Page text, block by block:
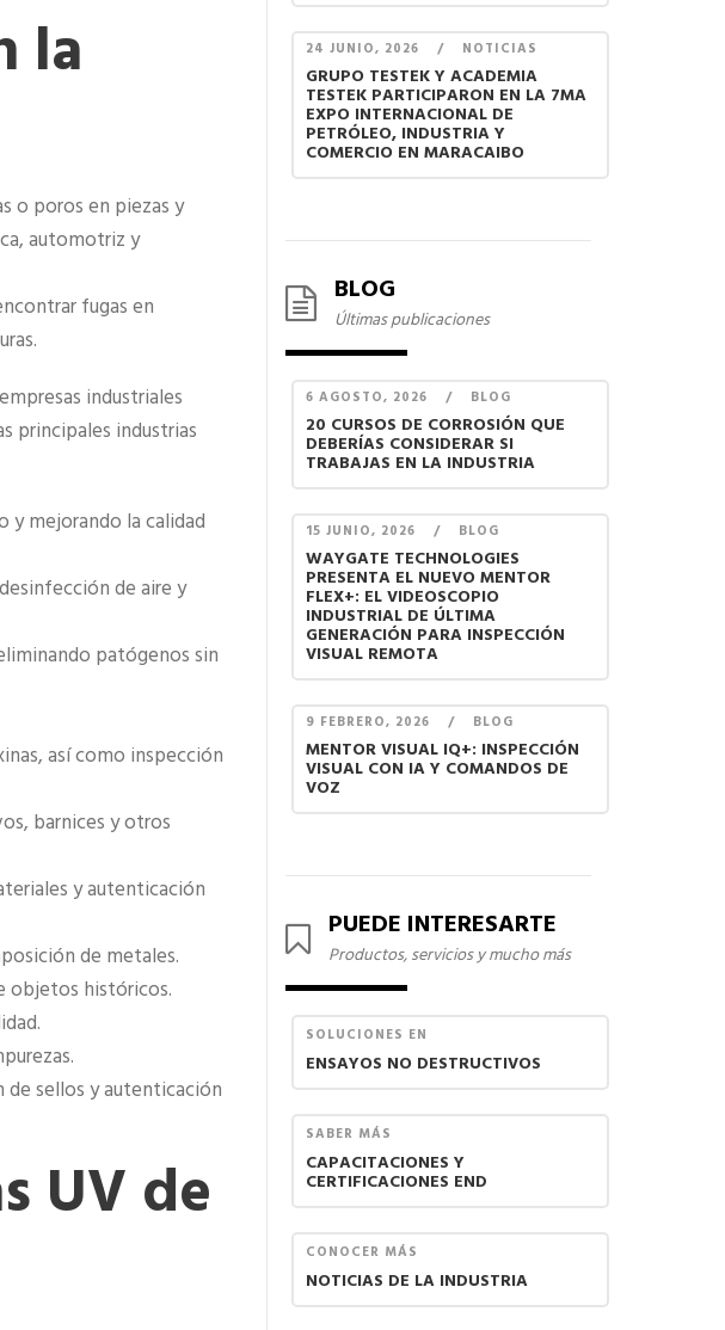
la
o poros en piezas y
automotriz y
fugas en
industriales
principales industrias
y mejorando la calidad
de aire y
patógenos sin
así como inspección
barnices y otros
y autenticación
de metales.
objetos históricos.
sellos y autenticación
UV de
24 JUNIO, 2026 / NOTICIAS
GRUPO TESTEK Y ACADEMIA
TESTEK PARTICIPARON EN LA 7MA
EXPO INTERNACIONAL DE
PETRÓLEO, INDUSTRIA Y
COMERCIO EN MARACAIBO
BLOG
Últimas publicaciones
6 AGOSTO, 2026 / BLOG
20 CURSOS DE CORROSIÓN QUE
DEBERÍAS CONSIDERAR SI
TRABAJAS EN LA INDUSTRIA
15 JUNIO, 2026 / BLOG
WAYGATE TECHNOLOGIES
PRESENTA EL NUEVO MENTOR
FLEX+: EL VIDEOSCOPIO
INDUSTRIAL DE ÚLTIMA
GENERACIÓN PARA INSPECCIÓN
VISUAL REMOTA
9 FEBRERO, 2026 / BLOG
MENTOR VISUAL IQ+: INSPECCIÓN
VISUAL CON IA Y COMANDOS DE
VOZ
PUEDE INTERESARTE
Productos, servicios y mucho más
SOLUCIONES EN
ENSAYOS NO DESTRUCTIVOS
SABER MÁS
CAPACITACIONES Y
CERTIFICACIONES END
CONOCER MÁS
NOTICIAS DE LA INDUSTRIA